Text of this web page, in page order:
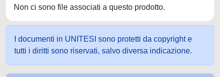
Non ci sono file associati a questo prodotto.
I documenti in UNITESI sono protetti da copyright e
tutti i diritti sono riservati, salvo diversa indicazione.